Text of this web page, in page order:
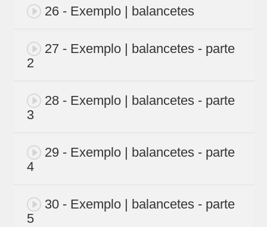
26 - Exemplo | balancetes
27 - Exemplo | balancetes - parte
2
28 - Exemplo | balancetes - parte
3
29 - Exemplo | balancetes - parte
4
30 - Exemplo | balancetes - parte
5